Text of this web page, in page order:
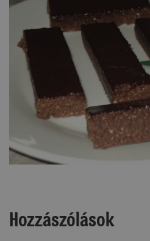
Hozzászólások